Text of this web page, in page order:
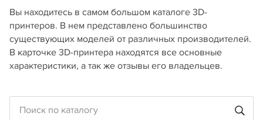
Вы находитесь в самом большом каталоге 3D-
принтеров. В нем представлено большинство
существующих моделей от различных производителей.
В карточке 3D-принтера находятся все основные
характеристики, а так же отзывы его владельцев.